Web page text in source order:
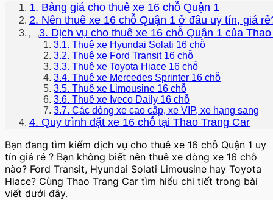
1. Bảng giá cho thuê xe 16 chỗ Quận 1
2. Nên thuê xe 16 chỗ Quận 1 ở đâu uy tín, giá
3. Dịch vụ cho thuê xe 16 chỗ Quận 1 của
3.1. Thuê xe Hyundai Solati 16 chỗ
3.2. Thuê xe Ford Transit 16 chỗ
3.3. Thuê xe Toyota Hiace 16 chỗ
3.4. Thuê xe Mercedes Sprinter 16 chỗ
3.5. Thuê xe Limousine 16 chỗ
3.6. Thuê xe Iveco Daily 16 chỗ
3.7. Các dòng xe cao cấp, xe VIP, xe hạng sang
4. Quy trình đặt xe 16 chỗ tại Thao Trang Car
Bạn đang tìm kiếm dịch vụ cho thuê xe 16 chỗ Quận 1 uy
tín giá rẻ ? Bạn không biết nên thuê xe dòng xe 16 chỗ
nào? Ford Transit, Hyundai Solati Limousine hay Toyota
Hiace? Cùng Thao Trang Car tìm hiểu chi tiết trong bài
viết dưới đây.